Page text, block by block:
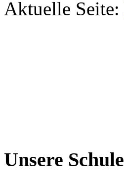
Aktuelle Seite:
Unsere Schule